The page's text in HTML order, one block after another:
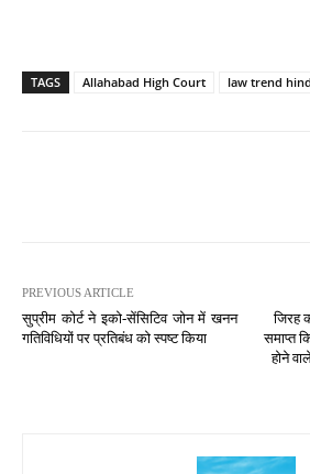
TAGS Allahabad High Court law trend
PREVIOUS ARTICLE
सुप्रीम कोर्ट ने इको-सेंसिटिव जोन में खनन
गतिविधियों पर प्रतिबंध को स्पष्ट किया
जिरह
समाप्त
होने